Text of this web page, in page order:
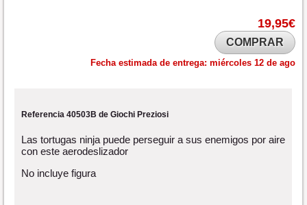
19,95€
COMPRAR
Fecha estimada de entrega: miércoles 12 de ago
Referencia 40503B de Giochi Preziosi
Las tortugas ninja puede perseguir a sus enemigos por aire
con este aerodeslizador
No incluye figura